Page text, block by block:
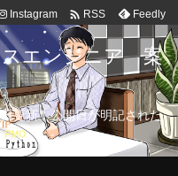
Instagram  RSS Feedly
スエンジニア 案
更新！公開日が明記された